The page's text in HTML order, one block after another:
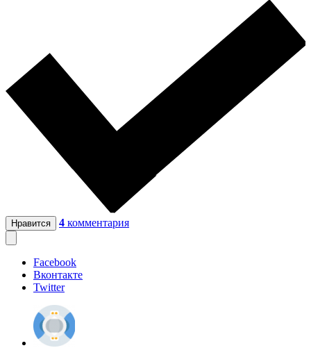
Нравится 4 комментария
Facebook
Вконтакте
Twitter